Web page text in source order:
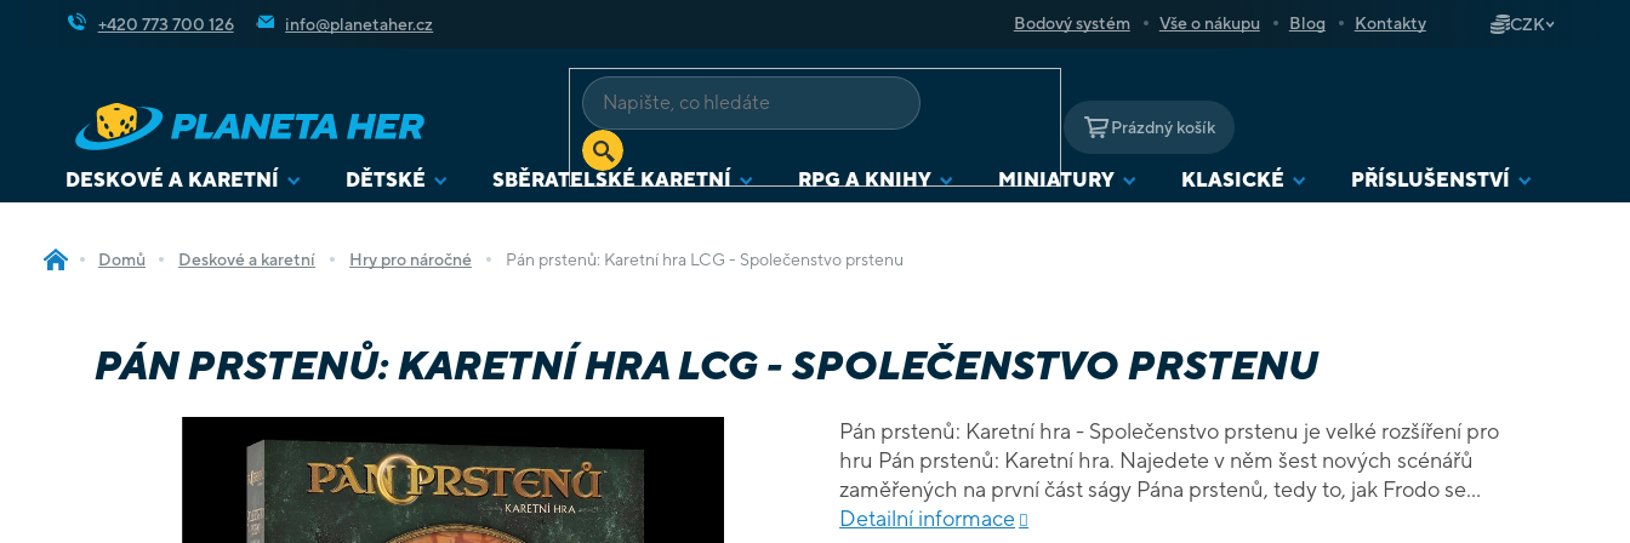
+420 773 700 126 info@planetaher.cz Bodový systém Vše o nákupu Blog Kontakty CZK
NÁKUPNÍ
KOŠÍK
Prázdný košík
DESKOVÉ A KARETNÍ DĚTSKÉ SBĚRATELSKÉ KARETNÍ RPG A KNIHY MINIATURY KLASICKÉ PŘÍSLUŠENSTVÍ
Domů Deskové a karetní Hry pro náročné Pán prstenů: Karetní hra LCG - Společenstvo prstenu
PÁN PRSTENŮ: KARETNÍ HRA LCG - SPOLEČENSTVO PRSTENU
Pán prstenů: Karetní hra - Společenstvo prstenu je velké rozšíření pro
hru Pán prstenů: Karetní hra. Najedete v něm šest nových scénářů
zaměřených na první část ságy Pána prstenů, tedy to, jak Frodo se
svými společníky vyrazil prsten zničit. A samozřejmě také více než 50
Detailní informace